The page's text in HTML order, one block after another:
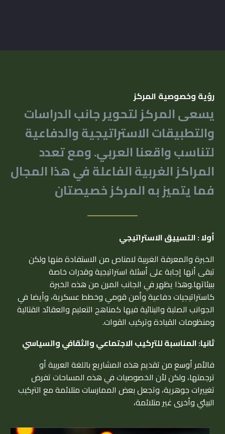
رؤية وخصوصية المركز
يسعى المركز لتحوير جانب الدراسات
والتطبيقات الاستراتيجية والدفاعية
لتناسب واقعنا العربي. ومع تعدد
المراكز الغربية الفاعلة في هذا المجال
فما يتميز به المركز خصيصتان
أولا : التسييق الاستراتيجي
الخبرة والمعرفة الغربية لامناص من الاستفادة منها ولكن
تبقى أنها إجابة على أسئلة استراتيجية وقدرات خاصة
ببيئاتها.وهذا يظهر في الجانب المرن من هذه الخبرة
كاستراتيجيات دفاعية وأمن قومي وخطط عسكرية، وأيضا في
الجوانب الصلبة والبنائية فيها كمناهج التعليم والعقائد القتالية
ومنظومات القيادة وتركيب القوات.
ثانيا: المناسبة للتركيب الاجتماعي والثقافي والسياسي
فالأمر أوسع من تقديم هذه المشاريع باللغة العربية أو
ترجمتها، ولكن لأن الخصوصيات في هذه المساحات تفرض
تغييرات جوهرية، وتجعل بعض الممارسات متلائمة مع التركيب
البيئي وأخرى غير متلائمة،